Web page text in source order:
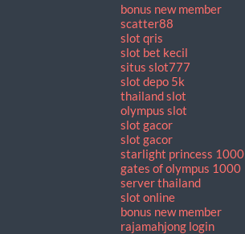
bonus new member
scatter88
slot qris
slot bet kecil
situs slot777
slot depo 5k
thailand slot
olympus slot
slot gacor
slot gacor
starlight princess 1000
gates of olympus 1000
server thailand
slot online
bonus new member
rajamahjong login